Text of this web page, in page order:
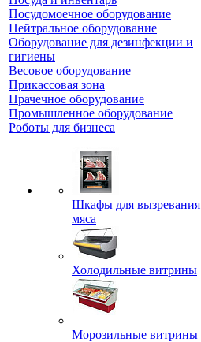
Посудомоечное оборудование
Нейтральное оборудование
Оборудование для дезинфекции и
гигиены
Весовое оборудование
Прикассовая зона
Прачечное оборудование
Промышленное оборудование
Роботы для бизнеса
Шкафы для вызревания
мяса
Холодильные витрины
Морозильные витрины